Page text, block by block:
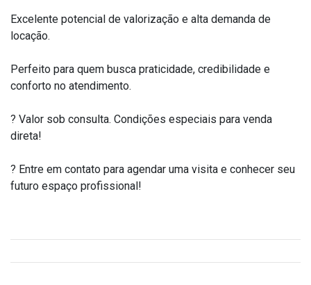
Excelente potencial de valorização e alta demanda de
locação.
Perfeito para quem busca praticidade, credibilidade e
conforto no atendimento.
? Valor sob consulta. Condições especiais para venda
direta!
? Entre em contato para agendar uma visita e conhecer seu
futuro espaço profissional!